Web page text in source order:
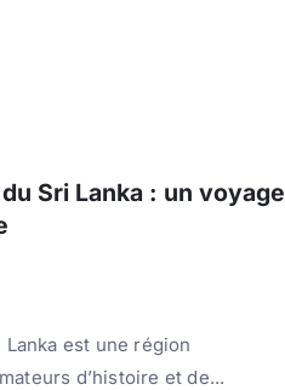
Sri Lanka : un voyage
est une région
d’histoire et de...